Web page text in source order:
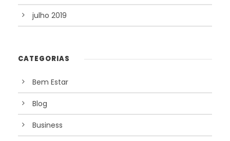
julho 2019
CATEGORIAS
Bem Estar
Blog
Business